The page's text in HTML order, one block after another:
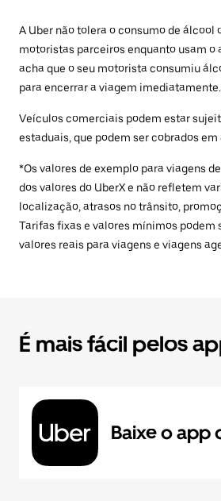
A Uber não tolera o consumo de álcool
motoristas parceiros enquanto usam o
acha que o seu motorista consumiu
para encerrar a viagem imediatamente.
Veículos comerciais podem estar
estaduais, que podem ser cobrados
*Os valores de exemplo para viagens
dos valores do UberX e não refletem
localização, atrasos no trânsito,
Tarifas fixas e valores mínimos podem
valores reais para viagens e viagens
É mais fácil pelos
Baixe o app